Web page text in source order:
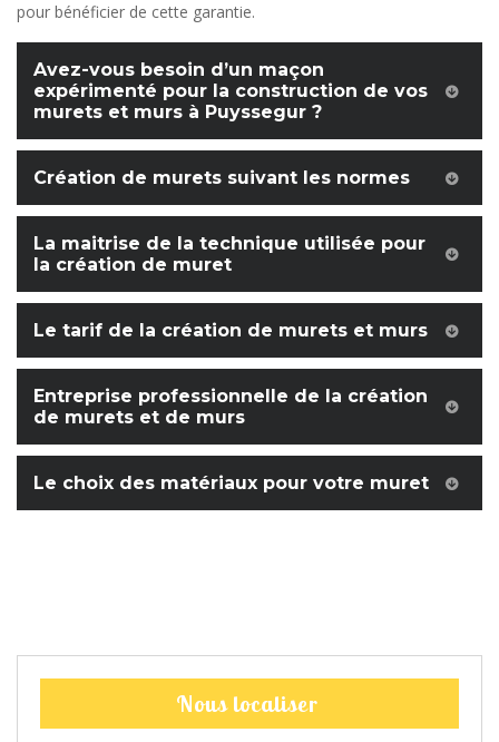
pour bénéficier de cette garantie.
Avez-vous besoin d’un maçon
expérimenté pour la construction de vos
murets et murs à Puyssegur ?
Création de murets suivant les normes
La maitrise de la technique utilisée pour
la création de muret
Le tarif de la création de murets et murs
Entreprise professionnelle de la création
de murets et de murs
Le choix des matériaux pour votre muret
Nous localiser